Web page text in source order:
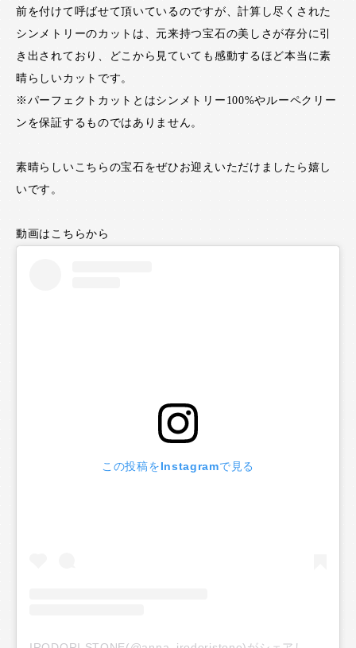
前を付けて呼ばせて頂いているのですが、計算し尽くされた
シンメトリーのカットは、元来持つ宝石の美しさが存分に引
き出されており、どこから見ていても感動するほど本当に素
晴らしいカットです。
※パーフェクトカットとはシンメトリー100%やルーペクリー
ンを保証するものではありません。
素晴らしいこちらの宝石をぜひお迎えいただけましたら嬉し
いです。
動画はこちらから
この投稿をInstagramで見る